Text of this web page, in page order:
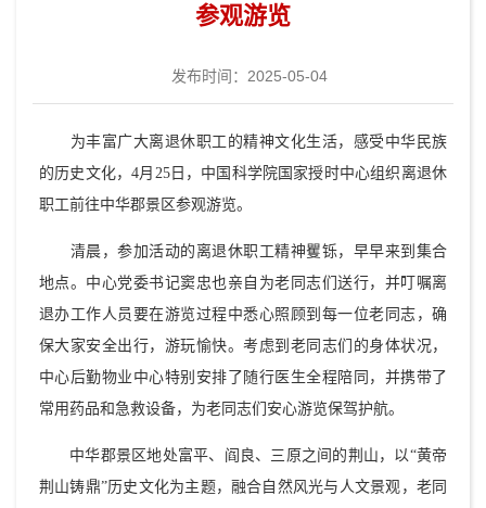
参观游览
发布时间：2025-05-04
为丰富广大离退休职工的精神文化生活，感受中华民族
的历史文化，4月25日，中国科学院国家授时中心组织离退休
职工前往中华郡景区参观游览。
清晨，参加活动的离退休职工精神矍铄，早早来到集合
地点。中心党委书记窦忠也亲自为老同志们送行，并叮嘱离
退办工作人员要在游览过程中悉心照顾到每一位老同志，确
保大家安全出行，游玩愉快。考虑到老同志们的身体状况，
中心后勤物业中心特别安排了随行医生全程陪同，并携带了
常用药品和急救设备，为老同志们安心游览保驾护航。
中华郡景区地处富平、阎良、三原之间的荆山，以“黄帝
荆山铸鼎”历史文化为主题，融合自然风光与人文景观，老同